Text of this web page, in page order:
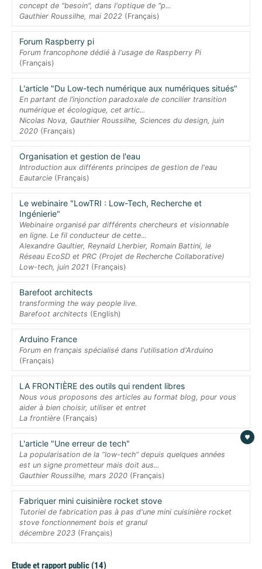
concept de "besoin", dans l'optique de "p...
Gauthier Roussilhe, mai 2022 (Français)
Forum Raspberry pi
Forum francophone dédié à l'usage de Raspberry Pi
(Français)
L'article "Du Low-tech numérique aux numériques situés"
En partant de l’injonction paradoxale de concilier transition
numérique et écologique, cet artic...
Nicolas Nova, Gauthier Roussilhe, Sciences du design, juin
2020 (Français)
Organisation et gestion de l'eau
Introduction aux différents principes de gestion de l'eau
Eautarcie (Français)
Le webinaire "LowTRI : Low-Tech, Recherche et
Ingénierie"
Webinaire organisé par différents chercheurs et visionnable
en ligne. Le fil conducteur de cette...
Alexandre Gaultier, Reynald Lherbier, Romain Battini, le
Réseau EcoSD et PRC (Projet de Recherche Collaborative)
Low-tech, juin 2021 (Français)
Barefoot architects
transforming the way people live.
Barefoot architects (English)
Arduino France
Forum en français spécialisé dans l'utilisation d'Arduino
(Français)
LA FRONTIÈRE des outils qui rendent libres
Nous vous proposons des articles au format blog, pour vous
aider à bien choisir, utiliser et entret
La frontière (Français)
L'article "Une erreur de tech"
La popularisation de la “low-tech” depuis quelques années
est un signe prometteur mais doit aus...
Gauthier Roussilhe, mars 2020 (Français)
Fabriquer mini cuisinière rocket stove
Tutoriel de fabrication pas à pas d'une mini cuisinière rocket
stove fonctionnement bois et granul
décembre 2023 (Français)
Etude et rapport public (14)